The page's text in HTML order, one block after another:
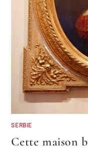
SERBIE
Cette maison